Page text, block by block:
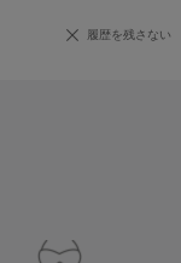
履歴を残さない